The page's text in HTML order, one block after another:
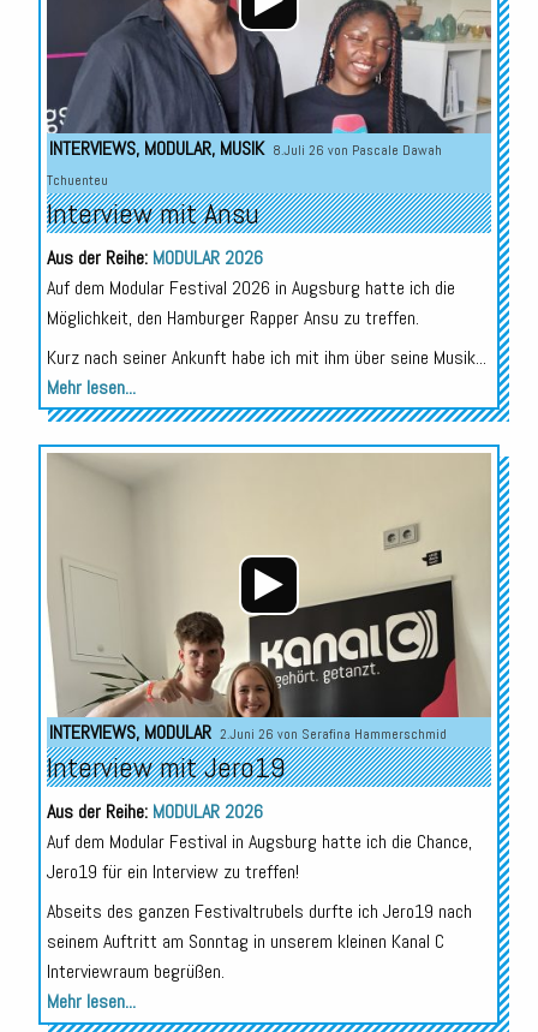
INTERVIEWS, MODULAR, MUSIK 8.Juli 26 von Pascale Dawah
Tchuenteu
Interview mit Ansu
Aus der Reihe: MODULAR 2026
Auf dem Modular Festival 2026 in Augsburg hatte ich die
Möglichkeit, den Hamburger Rapper Ansu zu treffen.
Kurz nach seiner Ankunft habe ich mit ihm über seine Musik...
Mehr lesen...
Audio-
Player
INTERVIEWS, MODULAR 2.Juni 26 von Serafina Hammerschmid
Interview mit Jero19
Aus der Reihe: MODULAR 2026
Auf dem Modular Festival in Augsburg hatte ich die Chance,
Jero19 für ein Interview zu treffen!
Abseits des ganzen Festivaltrubels durfte ich Jero19 nach
seinem Auftritt am Sonntag in unserem kleinen Kanal C
Interviewraum begrüßen.
Mehr lesen...